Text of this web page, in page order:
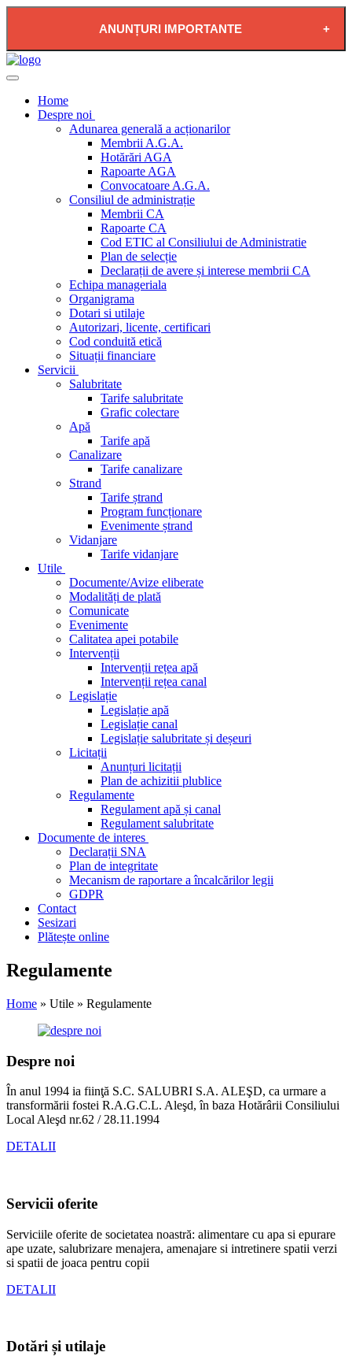
ANUNȚURI IMPORTANTE
NEAGRĂ
Home
Despre noi
Adunarea generală a acționarilor
Membrii A.G.A.
Hotărări AGA
Rapoarte AGA
Convocatoare A.G.A.
Consiliul de administrație
Membrii CA
Rapoarte CA
Cod ETIC al Consiliului de Administratie
Plan de selecție
Declarații de avere și interese membrii CA
Echipa manageriala
Organigrama
Dotari si utilaje
Autorizari, licente, certificari
Cod conduită etică
Situații financiare
Servicii
Salubritate
Tarife salubritate
Grafic colectare
Apă
Tarife apă
Canalizare
Tarife canalizare
Strand
Tarife ștrand
Program funcționare
Evenimente ștrand
Vidanjare
Tarife vidanjare
Utile
Documente/Avize eliberate
Modalități de plată
Comunicate
Evenimente
Calitatea apei potabile
Intervenții
Intervenții rețea apă
Intervenții rețea canal
Legislație
Legislație apă
Legislație canal
Legislație salubritate și deșeuri
Licitații
Anunțuri licitații
Plan de achizitii plublice
Regulamente
Regulament apă și canal
Regulament salubritate
Documente de interes
Declarații SNA
Plan de integritate
Mecanism de raportare a încalcărilor legii
GDPR
Contact
Sesizari
Plătește online
Regulamente
Home » Utile » Regulamente
Despre noi
În anul 1994 ia fiinţă S.C. SALUBRI S.A. ALEŞD, ca urmare a
transformării fostei R.A.G.C.L. Aleşd, în baza Hotărârii Consiliului
Local Aleşd nr.62 / 28.11.1994
DETALII
Servicii oferite
Serviciile oferite de societatea noastră: alimentare cu apa si epurare
ape uzate, salubrizare menajera, amenajare si intretinere spatii verzi
si spatii de joaca pentru copii
DETALII
Dotări și utilaje